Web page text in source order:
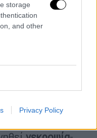
storage
and other
Privacy Policy
αλλά είχε